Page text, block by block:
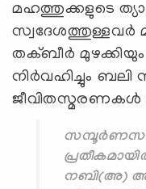
മഹത്തുക്കളുടെ
സ്വദേശത്തുള്ളവര്‍
തക്ബീര്‍
നിര്‍വഹിച്ചും ബലി
ജീവിതസ്മരണകള്‍
നബി(അ)